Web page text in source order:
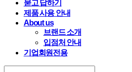
묻고 답하기
제품 사용 안내
About us
브랜드 소개
입점처 안내
기업회원전용